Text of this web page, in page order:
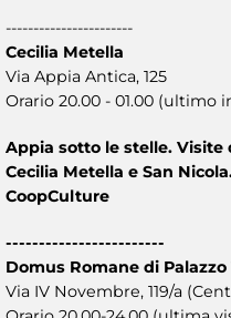
-----------------------
Cecilia Metella
Via Appia Antica, 125
Orario 20.00 - 01.00 (ultimo
Appia sotto le stelle.
Cecilia Metella e San
CoopCulture
------------------------
Domus Romane di
Via IV Novembre, 119/a